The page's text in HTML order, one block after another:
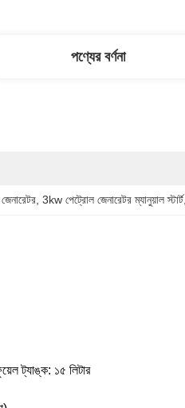
পণ্যের বর্ণনা
3kw পেট্রোল জেনারেটর ম্যানুয়াল স্টার্ট,
ট্যাঙ্ক: ১৫ লিটার